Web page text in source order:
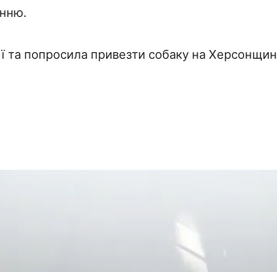
та попросила привезти собаку на